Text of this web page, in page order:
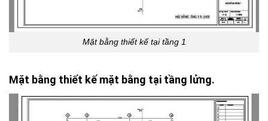
Mặt bằng thiết kế tại tầng 1
Mặt bằng thiết kế mặt bằng tại tầng lửng.